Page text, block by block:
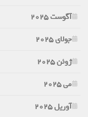
آگوست 2025
جولای 2025
ژوئن 2025
می 2025
آوریل 2025